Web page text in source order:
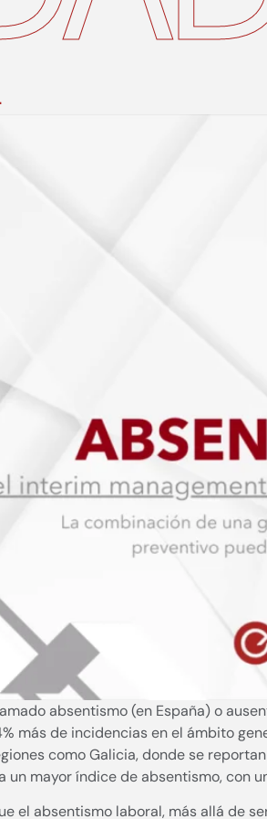
absentismo (en España) o
más de incidencias en el ámbito
como Galicia, donde se
un mayor índice de absentismo, con
el absentismo laboral, más allá de